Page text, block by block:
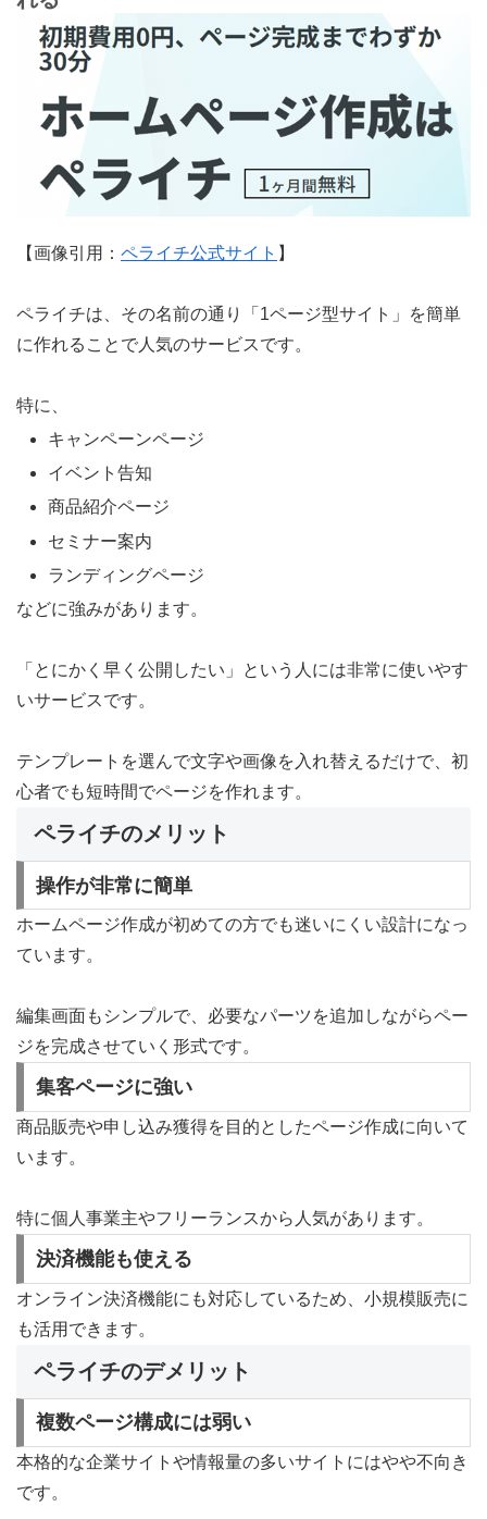
【画像引用： ペライチ公式サイト 】
ペライチは、その名前の通り「1ページ型サイト」を簡単
に作れることで人気のサービスです。
特に、
キャンペーンページ
イベント告知
商品紹介ページ
セミナー案内
ランディングページ
などに強みがあります。
「とにかく早く公開したい」という人には非常に使いやす
いサービスです。
テンプレートを選んで文字や画像を入れ替えるだけで、初
心者でも短時間でページを作れます。
ペライチのメリット
操作が非常に簡単
ホームページ作成が初めての方でも迷いにくい設計になっ
ています。
編集画面もシンプルで、必要なパーツを追加しながらペー
ジを完成させていく形式です。
集客ページに強い
商品販売や申し込み獲得を目的としたページ作成に向いて
います。
特に個人事業主やフリーランスから人気があります。
決済機能も使える
オンライン決済機能にも対応しているため、小規模販売に
も活用できます。
ペライチのデメリット
複数ページ構成には弱い
本格的な企業サイトや情報量の多いサイトにはやや不向き
です。